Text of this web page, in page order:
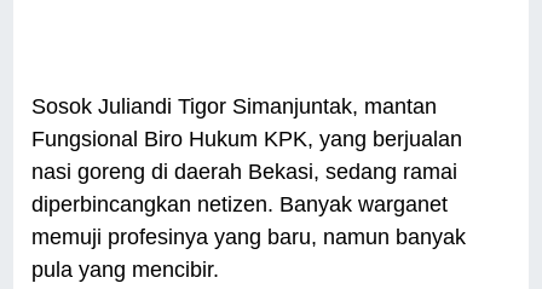
Sosok Juliandi Tigor Simanjuntak, mantan
Fungsional Biro Hukum KPK, yang berjualan
nasi goreng di daerah Bekasi, sedang ramai
diperbincangkan netizen. Banyak warganet
memuji profesinya yang baru, namun banyak
pula yang mencibir.